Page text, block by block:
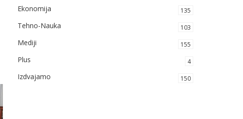
Ekonomija 135
Tehno-Nauka 103
Mediji 155
Plus 4
Izdvajamo 150